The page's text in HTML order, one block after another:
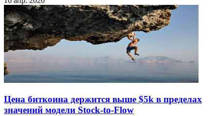
Цена биткоина держится выше $5k в пределах
значений модели Stock-to-Flow